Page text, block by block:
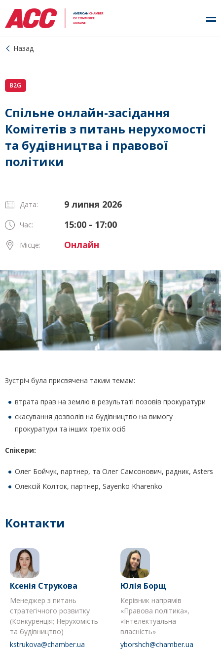
Назад
B2G
Спільне онлайн-засідання
Комітетів з питань нерухомості
та будівництва і правової
політики
Дата: 9 липня 2026
Час: 15:00 - 17:00
Місце: Онлайн
Зустріч була присвячена таким темам:
втрата прав на землю в результаті позовів прокуратури
скасування дозволів на будівництво на вимогу
прокуратури та інших третіх осіб
Спікери:
Олег Бойчук, партнер, та Олег Самсонович, радник, Asters
Олексій Колток, партнер, Sayenko Kharenko
Контакти
Ксенія Струкова
Менеджер з питань
стратегічного розвитку
(Конкуренція; Нерухомість
та будівництво)
kstrukova@chamber.ua
Юлія Борщ
Керівник напрямів
«Правова політика»,
«Інтелектуальна
власність»
yborshch@chamber.ua